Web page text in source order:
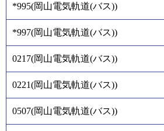
*995(岡山電気軌道(バス))
*997(岡山電気軌道(バス))
0217(岡山電気軌道(バス))
0221(岡山電気軌道(バス))
0507(岡山電気軌道(バス))